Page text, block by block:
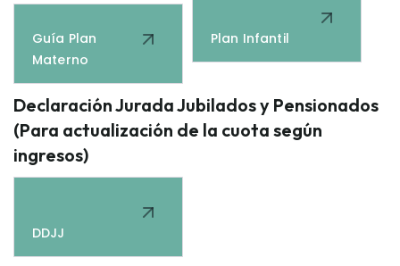
Guía Plan
Materno
Plan Infantil
Declaración Jurada Jubilados y Pensionados
(Para actualización de la cuota según
ingresos)
DDJJ